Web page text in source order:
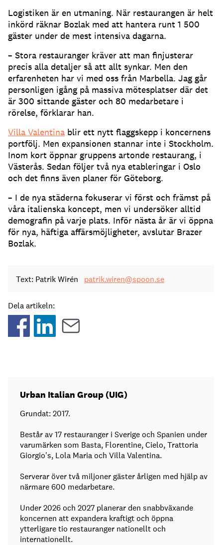
Logistiken är en utmaning. När restaurangen är helt
inkörd räknar Bozlak med att hantera runt 1 500
gäster under de mest intensiva dagarna.
– Stora restauranger kräver att man finjusterar
precis alla detaljer så att allt synkar. Men den
erfarenheten har vi med oss från Marbella. Jag går
personligen igång på massiva mötesplatser där det
är 300 sittande gäster och 80 medarbetare i
rörelse, förklarar han.
Villa Valentina blir ett nytt flaggskepp i koncernens
portfölj. Men expansionen stannar inte i Stockholm.
Inom kort öppnar gruppens artonde restaurang, i
Västerås. Sedan följer två nya etableringar i Oslo
och det finns även planer för Göteborg.
– I de nya städerna fokuserar vi först och främst på
våra italienska koncept, men vi undersöker alltid
demografin på varje plats. Inför nästa år är vi öppna
för nya, häftiga affärsmöjligheter, avslutar Brazer
Bozlak.
Text: Patrik Wirén patrik.wiren@spoon.se
Dela artikeln:
Urban Italian Group (UIG)
Grundat: 2017.
Består av 17 restauranger i Sverige och Spanien under
varumärken som Basta, Florentine, Cielo, Trattoria
Giorgio's, Lola Maria och Villa Valentina.
Serverar över två miljoner gäster årligen med hjälp av
närmare 600 medarbetare.
Under 2026 och 2027 planerar den snabbväxande
koncernen att expandera kraftigt och öppna
ytterligare tio restauranger nationellt och
internationellt.